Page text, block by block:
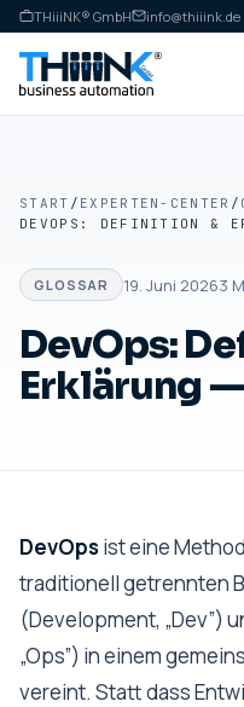
THiiiNK® GmbH info@thiiink.de
START / EXPERTEN-CENTER /
GLOSSAR 19. Juni 20263
DevOps:
Erklärung
DevOpsist eine
traditionell getrennten
(Development, „Dev”)
„Ops”) in einem
vereint. Statt dass